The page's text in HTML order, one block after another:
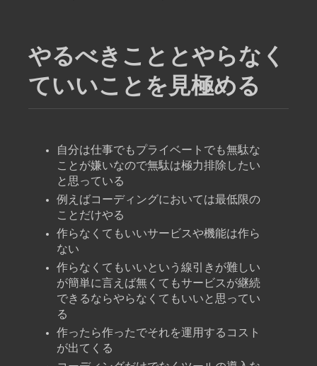
やるべきこととやらなく
ていいことを見極める
自分は仕事でもプライベートでも無駄な
ことが嫌いなので無駄は極力排除したい
と思っている
例えばコーディングにおいては最低限の
ことだけやる
作らなくてもいいサービスや機能は作ら
ない
作らなくてもいいという線引きが難しい
が簡単に言えば無くてもサービスが継続
できるならやらなくてもいいと思ってい
る
作ったら作ったでそれを運用するコスト
が出てくる